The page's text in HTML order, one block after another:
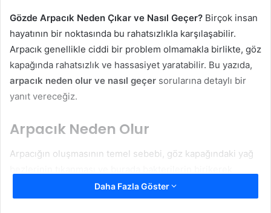
Gözde Arpacık Neden Çıkar ve Nasıl Geçer? Birçok insan
hayatının bir noktasında bu rahatsızlıkla karşılaşabilir.
Arpacık genellikle ciddi bir problem olmamakla birlikte, göz
kapağında rahatsızlık ve hassasiyet yaratabilir. Bu yazıda,
arpacık neden olur ve nasıl geçer sorularına detaylı bir
yanıt vereceğiz.
Arpacık Neden Olur
Arpacığın oluşmasının temel sebebi, göz kapağındaki yağ
enfeksiyona yol açmasıdır. Ancak bu durumu tetikleyen
farklı faktörler de vardır:
Daha Fazla Göster